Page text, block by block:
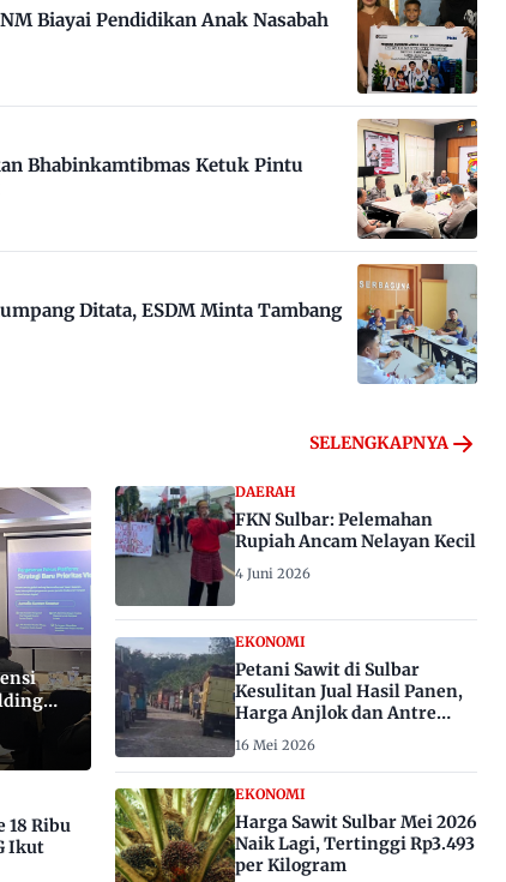
Biayai Pendidikan Anak Nasabah
Bhabinkamtibmas Ketuk Pintu
Ditata, ESDM Minta Tambang
SELENGKAPNYA
18 Ribu
Ikut
DAERAH
FKN Sulbar: Pelemahan
Rupiah Ancam Nelayan Kecil
4 Juni 2026
EKONOMI
Petani Sawit di Sulbar
Kesulitan Jual Hasil Panen,
Harga Anjlok dan Antre
Berhari-hari
16 Mei 2026
EKONOMI
Harga Sawit Sulbar Mei 2026
Naik Lagi, Tertinggi Rp3.493
per Kilogram